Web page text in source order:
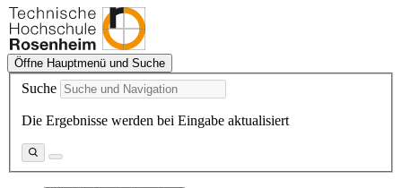
Öffne Hauptmenü und Suche
Suche
Die Ergebnisse werden bei Eingabe aktualisiert